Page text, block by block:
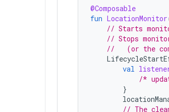
@Composable
fun LocationMonitor
// Starts
// Stops
//   (or the
val
/*
}
// The